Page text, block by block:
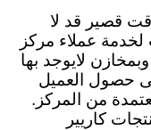
قصير قد لا
لخدمة عملاء مركز
لايوجد بها
حصول العميل
من المركز.
كاريير